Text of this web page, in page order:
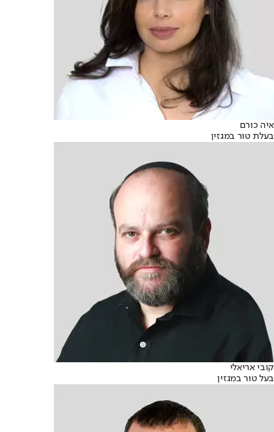
איה כורם
בעלת טור במגזין
קובי אריאלי
בעל טור במגזין